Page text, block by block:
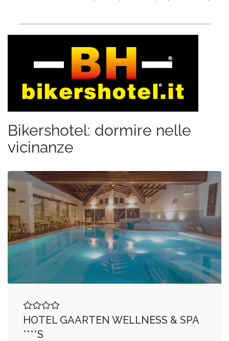
Bikershotel: dormire nelle
vicinanze
HOTEL GAARTEN WELLNESS & SPA
****S